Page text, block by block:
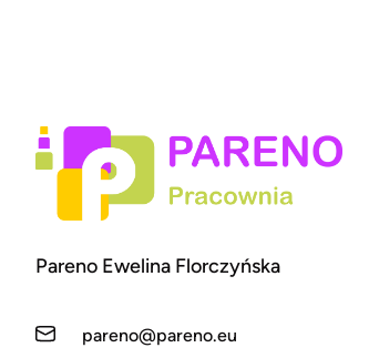
Pareno Ewelina Florczyńska
pareno@pareno.eu